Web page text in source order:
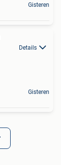
Gisteren
Details
Gisteren